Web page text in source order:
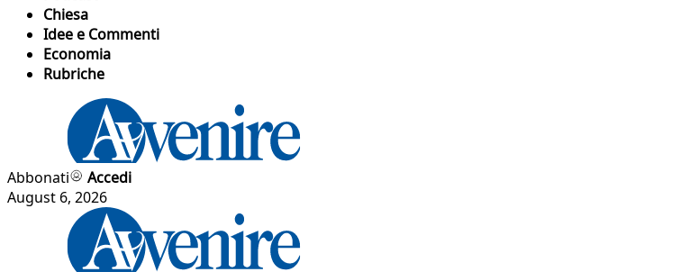
Chiesa
Idee e Commenti
Economia
Rubriche
Abbonati
Accedi
August 6, 2026